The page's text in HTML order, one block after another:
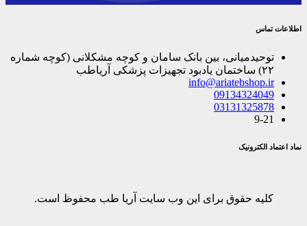
اطلاعات تماس
توحیدمیانی، بین بانک سامان و کوچه مشکلانی (کوچه شماره
۲۲) ساختمان یادبود تجهیزات پزشکی آریاطب
info@ariatebshop.ir
09134324049
03131325878
9-21
نماد اعتماد الکترونیک
کلیه حقوق برای این وب سایت آریا طب محفوظ است.